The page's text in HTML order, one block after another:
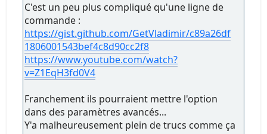
C'est un peu plus compliqué qu'une ligne de
commande :
https://gist.github.com/GetVladimir/c89a26df
1806001543bef4c8d90cc2f8
https://www.youtube.com/watch?
v=Z1EqH3fd0V4
Franchement ils pourraient mettre l'option
dans des paramètres avancés...
Y'a malheureusement plein de trucs comme ça